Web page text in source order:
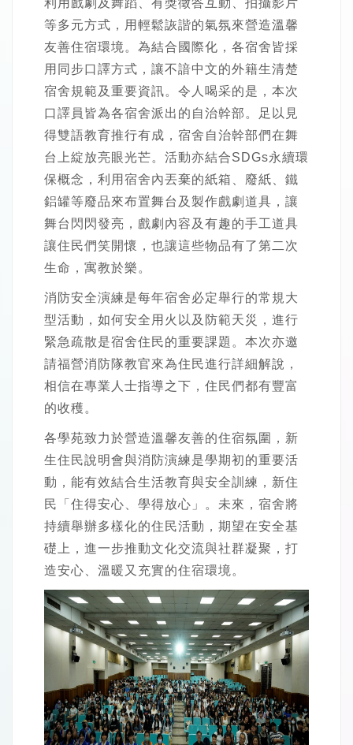
利用戲劇及舞蹈、有獎徵答互動、拍攝影片
等多元方式，用輕鬆詼諧的氣氛來營造溫馨
友善住宿環境。為結合國際化，各宿舍皆採
用同步口譯方式，讓不諳中文的外籍生清楚
宿舍規範及重要資訊。令人喝采的是，本次
口譯員皆為各宿舍派出的自治幹部。足以見
得雙語教育推行有成，宿舍自治幹部們在舞
台上綻放亮眼光芒。活動亦結合SDGs永續環
保概念，利用宿舍內丟棄的紙箱、廢紙、鐵
鋁罐等廢品來布置舞台及製作戲劇道具，讓
舞台閃閃發亮，戲劇內容及有趣的手工道具
讓住民們笑開懷，也讓這些物品有了第二次
生命，寓教於樂。
消防安全演練是每年宿舍必定舉行的常規大
型活動，如何安全用火以及防範天災，進行
緊急疏散是宿舍住民的重要課題。本次亦邀
請福營消防隊教官來為住民進行詳細解說，
相信在專業人士指導之下，住民們都有豐富
的收穫。
各學苑致力於營造溫馨友善的住宿氛圍，新
生住民說明會與消防演練是學期初的重要活
動，能有效結合生活教育與安全訓練，新住
民「住得安心、學得放心」。未來，宿舍將
持續舉辦多樣化的住民活動，期望在安全基
礎上，進一步推動文化交流與社群凝聚，打
造安心、溫暖又充實的住宿環境。